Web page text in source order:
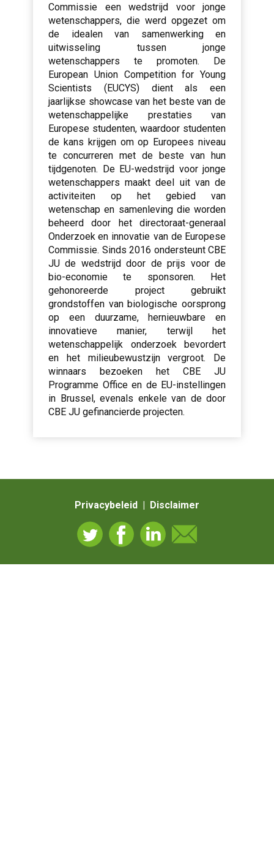
Commissie een wedstrijd voor jonge
wetenschappers, die werd opgezet om
de idealen van samenwerking en
uitwisseling tussen jonge
wetenschappers te promoten. De
European Union Competition for Young
Scientists (EUCYS) dient als een
jaarlijkse showcase van het beste van de
wetenschappelijke prestaties van
Europese studenten, waardoor studenten
de kans krijgen om op Europees niveau
te concurreren met de beste van hun
tijdgenoten. De EU-wedstrijd voor jonge
wetenschappers maakt deel uit van de
activiteiten op het gebied van
wetenschap en samenleving die worden
beheerd door het directoraat-generaal
Onderzoek en innovatie van de Europese
Commissie. Sinds 2016 ondersteunt CBE
JU de wedstrijd door de prijs voor de
bio-economie te sponsoren. Het
gehonoreerde project gebruikt
grondstoffen van biologische oorsprong
op een duurzame, hernieuwbare en
innovatieve manier, terwijl het
wetenschappelijk onderzoek bevordert
en het milieubewustzijn vergroot. De
winnaars bezoeken het CBE JU
Programme Office en de EU-instellingen
in Brussel, evenals enkele van de door
CBE JU gefinancierde projecten.
Privacybeleid | Disclaimer